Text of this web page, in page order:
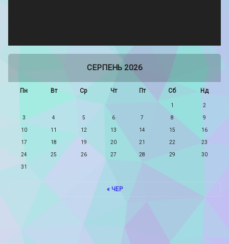
СЕРПЕНЬ 2026
Пн Вт Ср Чт Пт Сб Нд
1 2
3 4 5 6 7 8 9
10 11 12 13 14 15 16
17 18 19 20 21 22 23
24 25 26 27 28 29 30
31
« ЧЕР